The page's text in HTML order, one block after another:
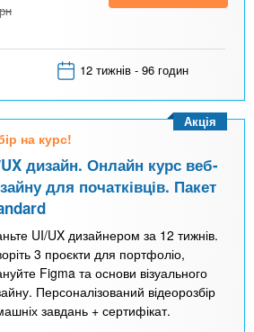
12 тижнів - 96 годин
на курс!
дизайн. Онлайн курс веб-
для початківців. Пакет
UI/UX дизайнером за 12 тижнів.
3 проєкти для портфоліо,
Figma та основи візуального
Персоналізований відеорозбір
завдань + сертифікат.
Акція